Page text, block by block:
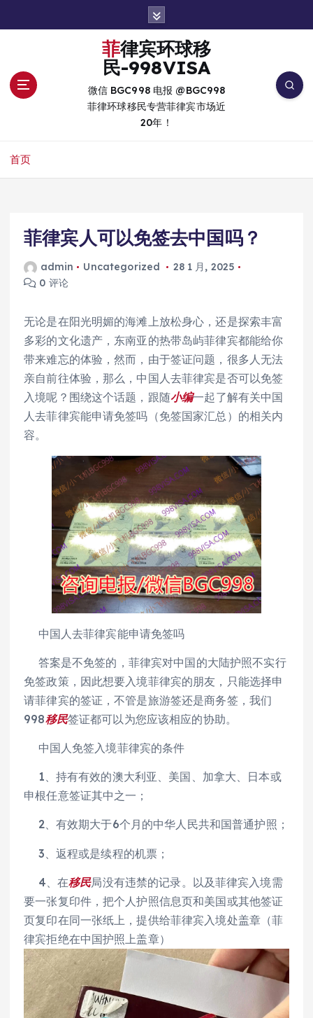
菲律宾环球移
民-998VISA
微信 BGC998 电报 @BGC998
菲律环球移民专营菲律宾市场近
20年！
首页
菲律宾人可以免签去中国吗？
admin Uncategorized
28 1 月, 2025
0 评论
无论是在阳光明媚的海滩上放松身心，还是探索丰富
多彩的文化遗产，东南亚的热带岛屿菲律宾都能给你
带来难忘的体验，然而，由于签证问题，很多人无法
亲自前往体验，那么，中国人去菲律宾是否可以免签
入境呢？围绕这个话题，跟随小编一起了解有关中国
人去菲律宾能申请免签吗（免签国家汇总）的相关内
容。
中国人去菲律宾能申请免签吗
答案是不免签的，菲律宾对中国的大陆护照不实行
免签政策，因此想要入境菲律宾的朋友，只能选择申
请菲律宾的签证，不管是旅游签还是商务签，我们
998移民签证都可以为您应该相应的协助。
中国人免签入境菲律宾的条件
1、持有有效的澳大利亚、美国、加拿大、日本或
申根任意签证其中之一；
2、有效期大于6个月的中华人民共和国普通护照；
3、返程或是续程的机票；
4、在移民局没有违禁的记录。以及菲律宾入境需
要一张复印件，把个人护照信息页和美国或其他签证
页复印在同一张纸上，提供给菲律宾入境处盖章（菲
律宾拒绝在中国护照上盖章）